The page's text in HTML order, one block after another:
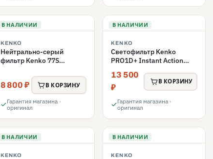
В НАЛИЧИИ
KENKO
Нейтрально-серый
фильтр Kenko 77S
8 800 ₽ В КОРЗИНУ
Гарантия магазина ·
оригинал
В НАЛИЧИИ
KENKO
Светофильтр Kenko
PRO1D+ Instant Action
переменной плотности
77mm
13 500
₽
В КОРЗИНУ
Гарантия магазина ·
оригинал
В НАЛИЧИИ
KENKO
В НАЛИЧИИ
KENKO